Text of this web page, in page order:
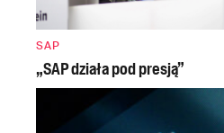
SAP
„SAP działa pod presją”